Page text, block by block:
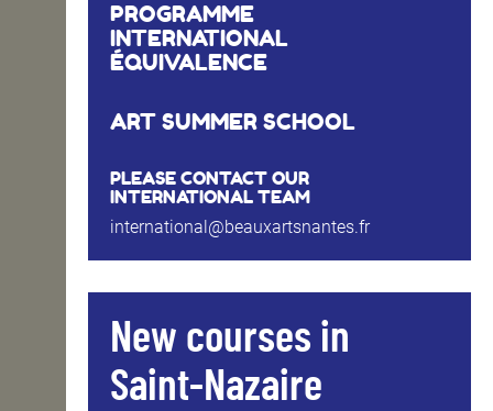
PROGRAMME
INTERNATIONAL
ÉQUIVALENCE
ART SUMMER SCHOOL
PLEASE CONTACT OUR
INTERNATIONAL TEAM
international@beauxartsnantes.fr
New courses in
Saint-Nazaire